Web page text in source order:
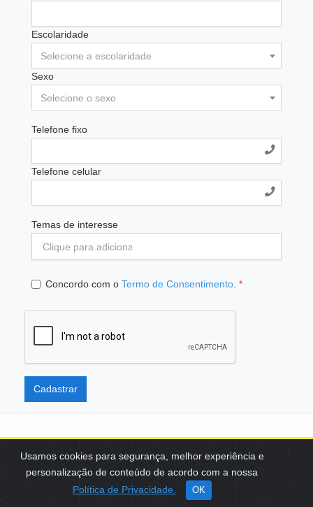
Usamos cookies para segurança, melhor experiência e
personalização de conteúdo de acordo com a nossa
Política de Privacidade.
OK
Escolaridade
Selecione a escolaridade
Sexo
Selecione o sexo
Telefone fixo
Telefone celular
Temas de interesse
Concordo com o Termo de Consentimento *
Cadastrar
SCES, TRECHO 02, LOTE 22 CEP: 70200-002 | BRASÍLIA (DF) | +55
61 3108-7000 / FBB@FBB.ORG.BR